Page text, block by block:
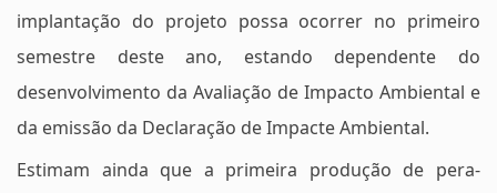
implantação do projeto possa ocorrer no primeiro
semestre deste ano, estando dependente do
desenvolvimento da Avaliação de Impacto Ambiental e
da emissão da Declaração de Impacte Ambiental.
Estimam ainda que a primeira produção de pera-